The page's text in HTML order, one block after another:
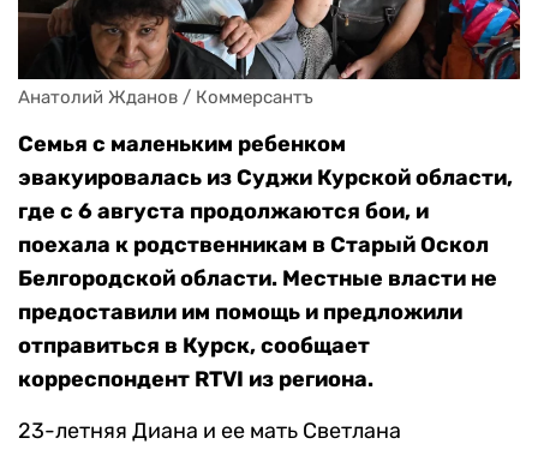
Анатолий Жданов / Коммерсантъ
Семья с маленьким ребенком
эвакуировалась из Суджи Курской области,
где с 6 августа продолжаются бои, и
поехала к родственникам в Старый Оскол
Белгородской области. Местные власти не
предоставили им помощь и предложили
отправиться в Курск, сообщает
корреспондент RTVI из региона.
23-летняя Диана и ее мать Светлана